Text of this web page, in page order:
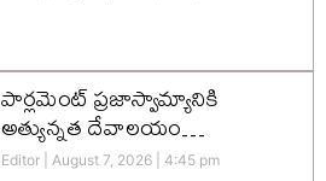
పార్లమెంట్ ప్రజాస్వామ్యానికి
అత్యున్నత దేవాలయం…
Editor August 7, 2026 4:45 pm